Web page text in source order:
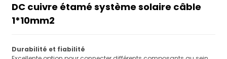
DC cuivre étamé système solaire câble
1*10mm2
Durabilité et fiabilité